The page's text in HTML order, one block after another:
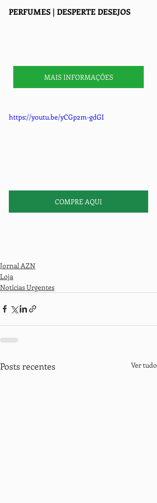
PERFUMES | DESPERTE DESEJOS
MAIS INFORMAÇÕES
https://youtu.be/yCGp2m-gdGI
COMPRE AQUI
Jornal AZN
Loja
Notícias Urgentes
Posts recentes Ver tudo